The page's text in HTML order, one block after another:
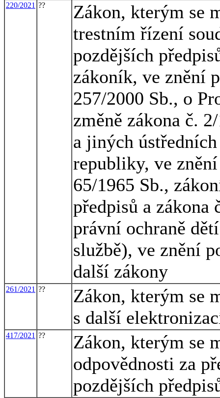
220/2021 ??
Zákon, kterým se
trestním řízení
pozdějších
zákoník, ve znění
257/2000 Sb., o
změně zákona č.
a jiných
republiky, ve
65/1965 Sb.,
předpisů a zákona
právní ochraně
službě), ve znění
další zákony
261/2021 ??
Zákon, kterým se
s další
417/2021 ??
Zákon, kterým se
odpovědnosti za
pozdějších